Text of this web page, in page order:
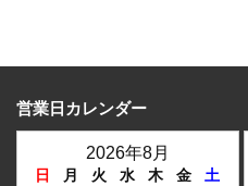
営業日カレンダー
2026年8月
日 月 火 水 木 金
土